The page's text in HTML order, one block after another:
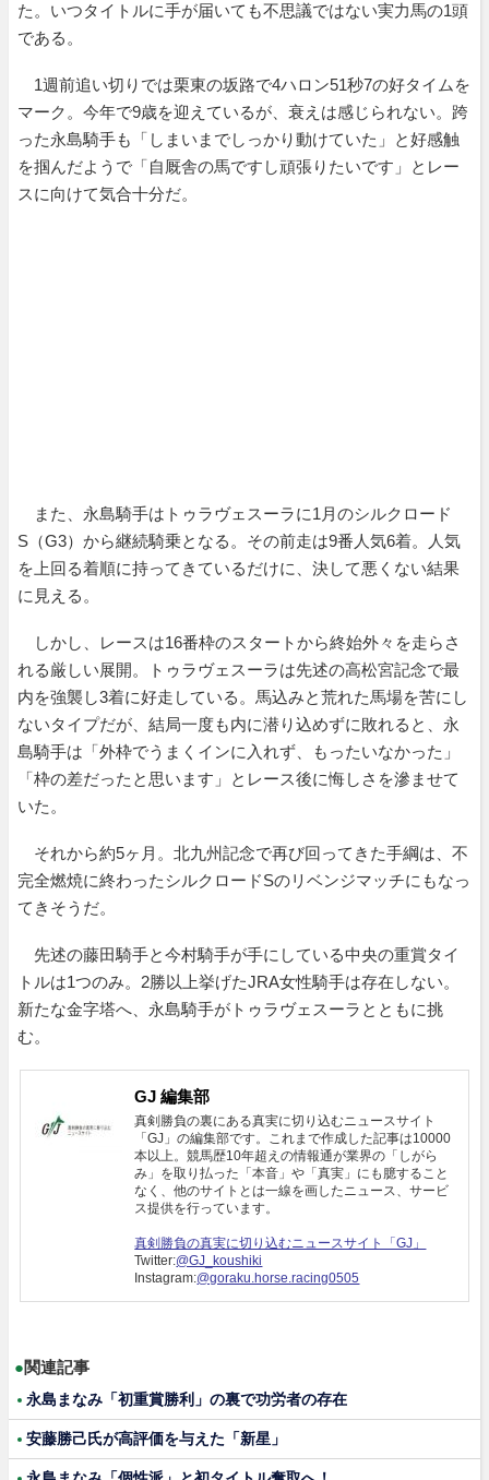
た。いつタイトルに手が届いても不思議ではない実力馬の1頭
である。
1週前追い切りでは栗東の坂路で4ハロン51秒7の好タイムを
マーク。今年で9歳を迎えているが、衰えは感じられない。跨
った永島騎手も「しまいまでしっかり動けていた」と好感触
を掴んだようで「自厩舎の馬ですし頑張りたいです」とレー
スに向けて気合十分だ。
また、永島騎手はトゥラヴェスーラに1月のシルクロード
S（G3）から継続騎乗となる。その前走は9番人気6着。人気
を上回る着順に持ってきているだけに、決して悪くない結果
に見える。
しかし、レースは16番枠のスタートから終始外々を走らさ
れる厳しい展開。トゥラヴェスーラは先述の高松宮記念で最
内を強襲し3着に好走している。馬込みと荒れた馬場を苦にし
ないタイプだが、結局一度も内に潜り込めずに敗れると、永
島騎手は「外枠でうまくインに入れず、もったいなかった」
「枠の差だったと思います」とレース後に悔しさを滲ませて
いた。
それから約5ヶ月。北九州記念で再び回ってきた手綱は、不
完全燃焼に終わったシルクロードSのリベンジマッチにもなっ
てきそうだ。
先述の藤田騎手と今村騎手が手にしている中央の重賞タイ
トルは1つのみ。2勝以上挙げたJRA女性騎手は存在しない。
新たな金字塔へ、永島騎手がトゥラヴェスーラとともに挑
む。
GJ 編集部
真剣勝負の裏にある真実に切り込むニュースサイト
「GJ」の編集部です。これまで作成した記事は10000
本以上。競馬歴10年超えの情報通が業界の「しがら
み」を取り払った「本音」や「真実」にも臆すること
なく、他のサイトとは一線を画したニュース、サービ
ス提供を行っています。
真剣勝負の真実に切り込むニュースサイト「GJ」
Twitter:@GJ_koushiki
Instagram:@goraku.horse.racing0505
●関連記事
永島まなみ「初重賞勝利」の裏で功労者の存在
安藤勝己氏が高評価を与えた「新星」